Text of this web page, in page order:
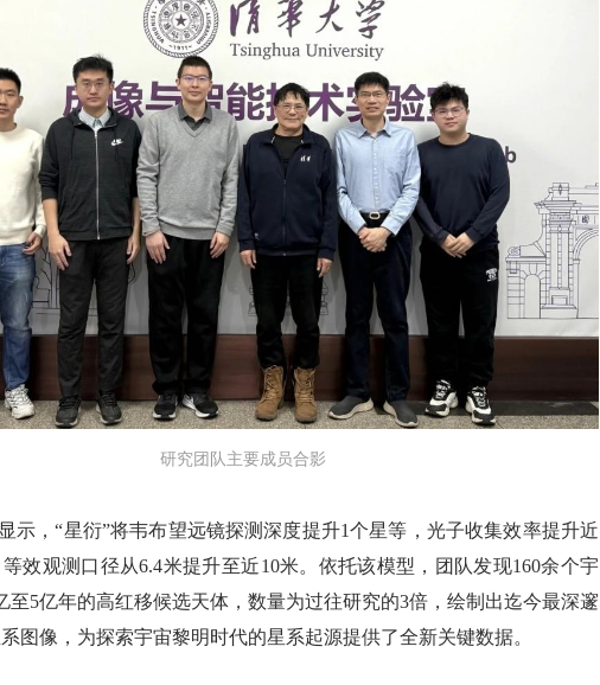
研究团队主要成员合影
示，“星衍”将韦布望远镜探测深度提升1个星等，光子收集效率提升近
效观测口径从6.4米提升至近10米。依托该模型，团队发现160余个宇
至5亿年的高红移候选天体，数量为过往研究的3倍，绘制出迄今最深邃
图像，为探索宇宙黎明时代的星系起源提供了全新关键数据。